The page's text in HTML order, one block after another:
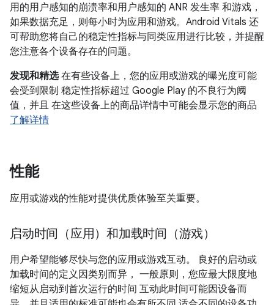
用的用户感知的崩溃率和用户感知的 ANR 发生率 和游戏，
如果数据充足，则每小时为应用和游戏。Android Vitals 还
可帮助您将自己的稳定性指标与同类应用进行比较，并提醒
您注意各个设备存在的问题。
发现和精选在有些设备上，您的应用或游戏的曝光度可能
会受到限制 稳定性指标超过 Google Play 的不良行为阈
值，并且 在这些设备上的商品详情中可能会显示您的商品
了解详情
性能
应用或游戏的性能对提供优质体验至关重要。
启动时间（应用）和加载时间（游戏）
用户希望能够尽快与您的应用或游戏互动。 良好的启动或
加载时间的定义因类别而异， 一般原则，您应最大限度地
缩短从启动到首次运行的时间 互动此时间可能因设备而